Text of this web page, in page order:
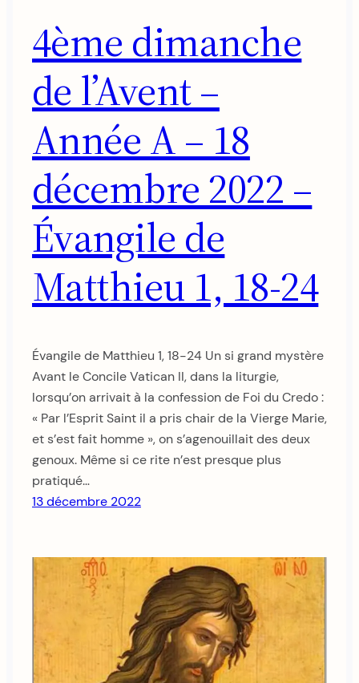
4ème dimanche
de l’Avent –
Année A – 18
décembre 2022 –
Évangile de
Matthieu 1, 18-24
Évangile de Matthieu 1, 18-24 Un si grand mystère
Avant le Concile Vatican II, dans la liturgie,
lorsqu’on arrivait à la confession de Foi du Credo :
« Par l’Esprit Saint il a pris chair de la Vierge Marie,
et s’est fait homme », on s’agenouillait des deux
genoux. Même si ce rite n’est presque plus
pratiqué…
13 décembre 2022